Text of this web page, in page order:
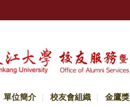
單位簡介 校友會組織 金鷹獎